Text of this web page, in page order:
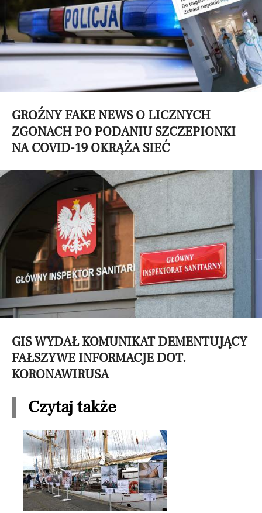
GROŹNY FAKE NEWS O LICZNYCH
ZGONACH PO PODANIU SZCZEPIONKI
NA COVID-19 OKRĄŻA SIEĆ
GIS WYDAŁ KOMUNIKAT DEMENTUJĄCY
FAŁSZYWE INFORMACJE DOT.
KORONAWIRUSA
Czytaj także